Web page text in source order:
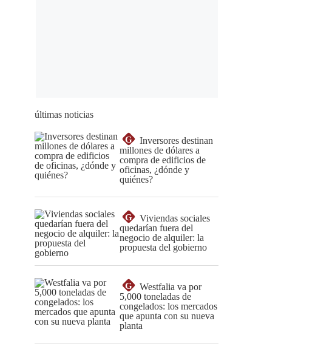
últimas noticias
G
Inversores destinan
millones de dólares a
compra de edificios de
oficinas, ¿dónde y
quiénes?
G
Viviendas sociales
quedarían fuera del
negocio de alquiler: la
propuesta del gobierno
G
Westfalia va por
5,000 toneladas de
congelados: los mercados
que apunta con su nueva
planta